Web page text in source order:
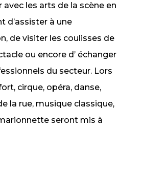
avec les arts de la scène en
d’assister à une
de visiter les coulisses de
ou encore d’ échanger
du secteur. Lors
cirque, opéra, danse,
la rue, musique classique,
seront mis à